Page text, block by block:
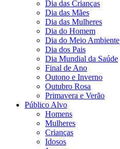
Dia das Crianças
Dia das Mães
Dia das Mulheres
Dia do Homem
Dia do Meio Ambiente
Dia dos Pais
Dia Mundial da Saúde
Final de Ano
Outono e Inverno
Outubro Rosa
Primavera e Verão
Público Alvo
Homens
Mulheres
Crianças
Idosos